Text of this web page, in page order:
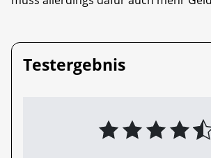
Testergebnis